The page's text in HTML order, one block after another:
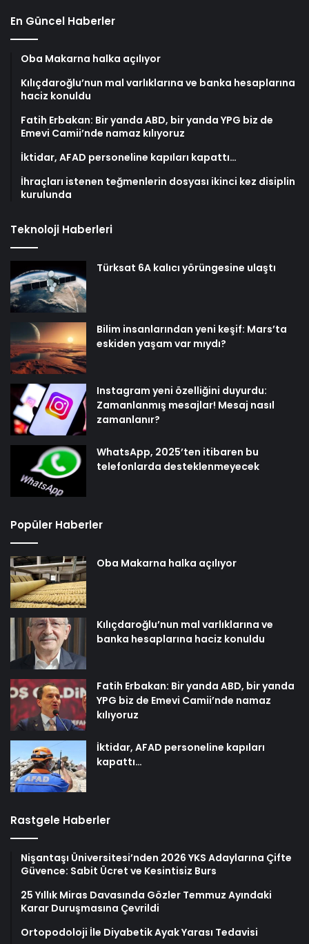
En Güncel Haberler
Oba Makarna halka açılıyor
Kılıçdaroğlu’nun mal varlıklarına ve banka hesaplarına
haciz konuldu
Fatih Erbakan: Bir yanda ABD, bir yanda YPG biz de
Emevi Camii’nde namaz kılıyoruz
İktidar, AFAD personeline kapıları kapattı…
İhraçları istenen teğmenlerin dosyası ikinci kez disiplin
kurulunda
Teknoloji Haberleri
Türksat 6A kalıcı yörüngesine ulaştı
Bilim insanlarından yeni keşif: Mars’ta
eskiden yaşam var mıydı?
Instagram yeni özelliğini duyurdu:
Zamanlanmış mesajlar! Mesaj nasıl
zamanlanır?
WhatsApp, 2025’ten itibaren bu
telefonlarda desteklenmeyecek
Popüler Haberler
Oba Makarna halka açılıyor
Kılıçdaroğlu’nun mal varlıklarına ve
banka hesaplarına haciz konuldu
Fatih Erbakan: Bir yanda ABD, bir yanda
YPG biz de Emevi Camii’nde namaz
kılıyoruz
İktidar, AFAD personeline kapıları
kapattı…
Rastgele Haberler
Nişantaşı Üniversitesi’nden 2026 YKS Adaylarına Çifte
Güvence: Sabit Ücret ve Kesintisiz Burs
25 Yıllık Miras Davasında Gözler Temmuz Ayındaki
Karar Duruşmasına Çevrildi
Ortopodoloji İle Diyabetik Ayak Yarası Tedavisi